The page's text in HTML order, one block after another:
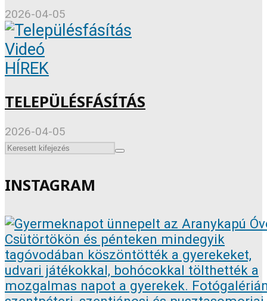
2026-04-05
Videó
HÍREK
TELEPÜLÉSFÁSÍTÁS
2026-04-05
INSTAGRAM